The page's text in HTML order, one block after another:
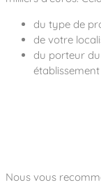
du type de
de votre
du porteur
Nous vous